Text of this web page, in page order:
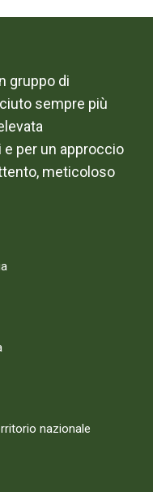
gruppo di
sempre più
per un approccio
meticoloso
nazionale